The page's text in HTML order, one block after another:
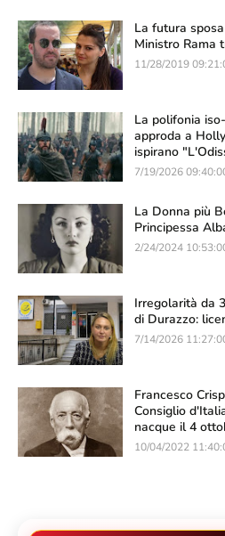
La futura
Ministro Rama
11/28/2019
La polifonia
approda a
ispirano
7/19/2026
La Donna più
Principessa
2/24/2024
Irregolarità da
di Durazzo:
7/14/2026
Francesco
Consiglio
nacque il 4
10/04/2022